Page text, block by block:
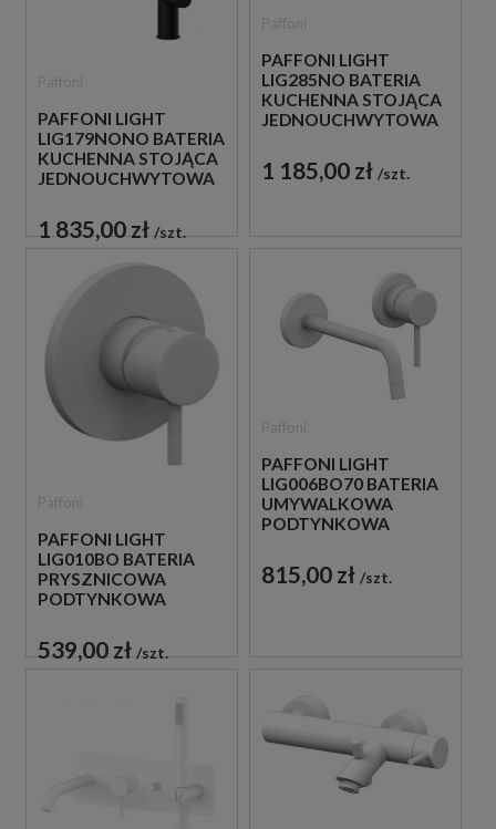
PAFFONI LIGHT
LIG179NONO BATERIA
KUCHENNA STOJĄCA
JEDNOUCHWYTOWA
1 835,00 zł szt.
PAFFONI LIGHT
LIG285NO BATERIA
KUCHENNA STOJĄCA
JEDNOUCHWYTOWA
1 185,00 zł szt.
PAFFONI LIGHT
LIG010BO BATERIA
PRYSZNICOWA
PODTYNKOWA
BIAŁA
539,00 zł szt.
PAFFONI LIGHT
LIG006BO70 BATERIA
UMYWALKOWA
PODTYNKOWA
BIAŁA
815,00 zł szt.